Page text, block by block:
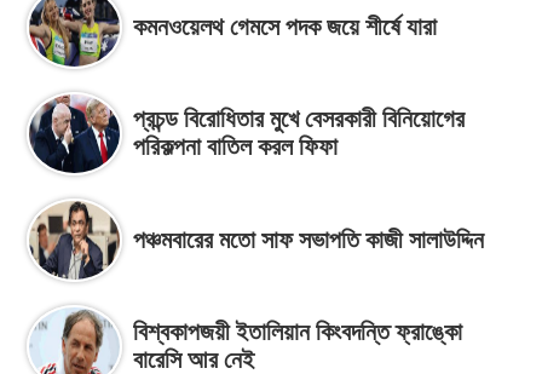
কমনওয়েলথ গেমসে পদক জয়ে শীর্ষে যারা
প্রচন্ড বিরোধিতার মুখে বেসরকারী বিনিয়োগের
পরিকল্পনা বাতিল করল ফিফা
পঞ্চমবারের মতো সাফ সভাপতি কাজী সালাউদ্দিন
বিশ্বকাপজয়ী ইতালিয়ান কিংবদন্তি ফ্রাঙ্কো
বারেসি আর নেই